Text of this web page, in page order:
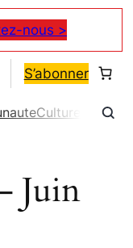
nous >
S’abonner
Culture
Juin